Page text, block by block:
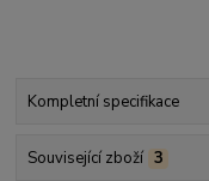
Kompletní specifikace
Související zboží 3